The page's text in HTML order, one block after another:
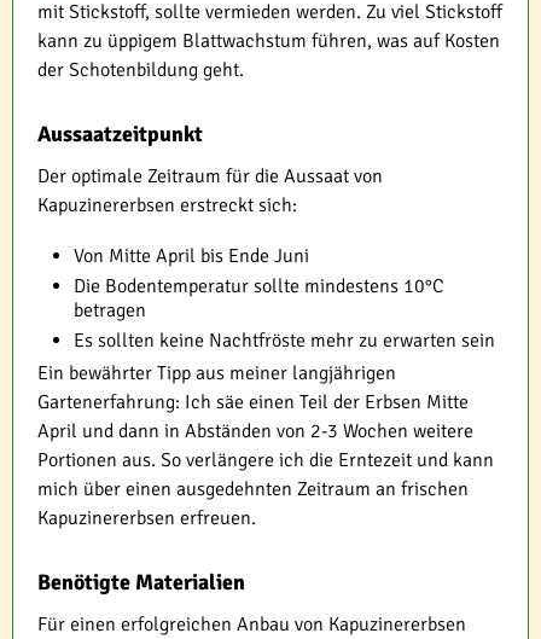
mit Stickstoff, sollte vermieden werden. Zu viel Stickstoff
kann zu üppigem Blattwachstum führen, was auf Kosten
der Schotenbildung geht.
Aussaatzeitpunkt
Der optimale Zeitraum für die Aussaat von
Kapuzinererbsen erstreckt sich:
Von Mitte April bis Ende Juni
Die Bodentemperatur sollte mindestens 10°C
betragen
Es sollten keine Nachtfröste mehr zu erwarten sein
Ein bewährter Tipp aus meiner langjährigen
Gartenerfahrung: Ich säe einen Teil der Erbsen Mitte
April und dann in Abständen von 2-3 Wochen weitere
Portionen aus. So verlängere ich die Erntezeit und kann
mich über einen ausgedehnten Zeitraum an frischen
Kapuzinererbsen erfreuen.
Benötigte Materialien
Für einen erfolgreichen Anbau von Kapuzinererbsen